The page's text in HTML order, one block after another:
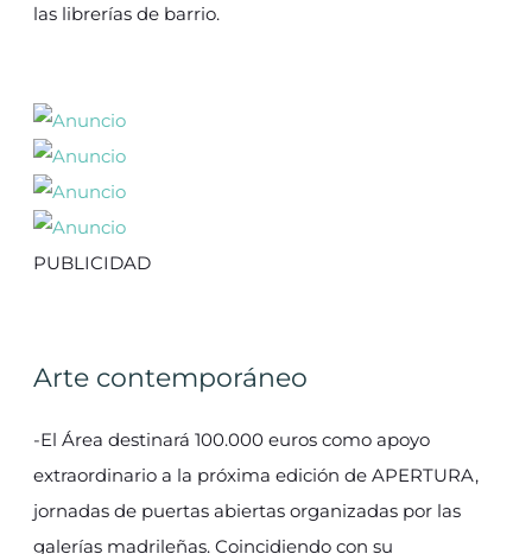
las librerías de barrio.
PUBLICIDAD
Arte contemporáneo
-El Área destinará 100.000 euros como apoyo
extraordinario a la próxima edición de APERTURA,
jornadas de puertas abiertas organizadas por las
galerías madrileñas. Coincidiendo con su